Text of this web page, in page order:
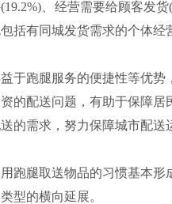
、经营需要给顾客发
括有同城发货需求的个体经
跑腿服务的便捷性等优势
的配送问题，有助于保障
的需求，努力保障城市配
腿取送物品的习惯基本形
型的横向延展。